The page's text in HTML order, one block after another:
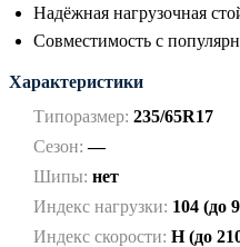
Надёжная нагрузочная
Совместимость с
Характеристики
Типоразмер: 235/65R17
Сезон: —
Шипы: нет
Индекс нагрузки: 104 (до
Индекс скорости: H (до